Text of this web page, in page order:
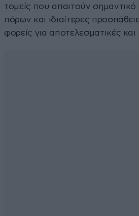
τομείς που απαιτούν
πόρων και ιδιαίτερες
φορείς για αποτελεσματικές και